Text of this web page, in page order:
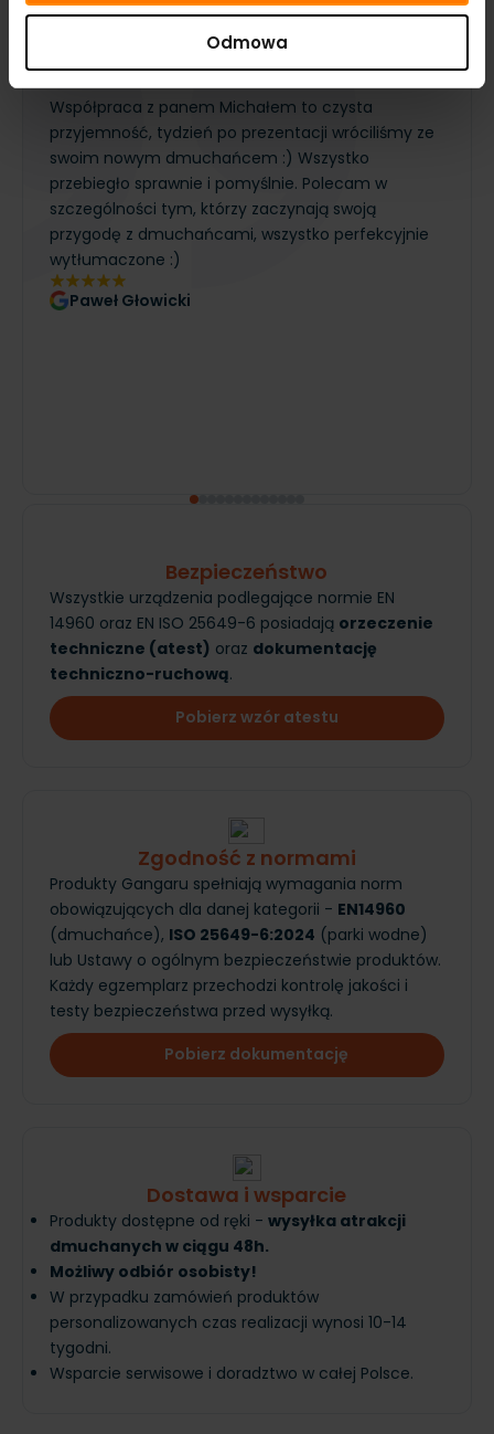
Odmowa
Opiniei realizacje
Klienci oceniają nas na 5!
Współpraca z panem Michałem to czysta
przyjemność, tydzień po prezentacji wróciliśmy ze
swoim nowym dmuchańcem :) Wszystko
przebiegło sprawnie i pomyślnie. Polecam w
szczególności tym, którzy zaczynają swoją
przygodę z dmuchańcami, wszystko perfekcyjnie
wytłumaczone :)
Paweł Głowicki
Bezpieczeństwo
Wszystkie urządzenia podlegające normie EN
14960 oraz EN ISO 25649-6 posiadają orzeczenie
techniczne (atest) oraz dokumentację
techniczno-ruchową.
Pobierz wzór atestu
Zgodność z normami
Produkty Gangaru spełniają wymagania norm
obowiązujących dla danej kategorii - EN14960
(dmuchańce), ISO 25649-6:2024 (parki wodne)
lub Ustawy o ogólnym bezpieczeństwie produktów.
Każdy egzemplarz przechodzi kontrolę jakości i
testy bezpieczeństwa przed wysyłką.
Pobierz dokumentację
Dostawa i wsparcie
Produkty dostępne od ręki - wysyłka atrakcji
dmuchanych w ciągu 48h.
Możliwy odbiór osobisty!
W przypadku zamówień produktów
personalizowanych czas realizacji wynosi 10-14
tygodni.
Wsparcie serwisowe i doradztwo w całej Polsce.